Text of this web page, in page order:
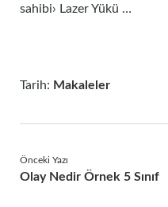
sahibi› Lazer Yükü …
Tarih: Makaleler
Önceki Yazı
Olay Nedir Örnek 5 Sınıf